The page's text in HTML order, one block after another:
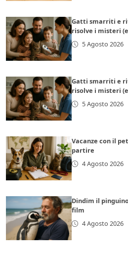
Gatti smarriti e
risolve i misteri
5 Agosto 2026
Gatti smarriti e
risolve i misteri
5 Agosto 2026
Vacanze con il
partire
4 Agosto 2026
Dindim il
film
4 Agosto 2026